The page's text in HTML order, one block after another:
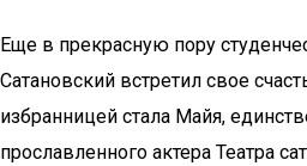
Еще в прекрасную пору
Сатановский встретил свое
избранницей стала Майя,
прославленного актера Театра